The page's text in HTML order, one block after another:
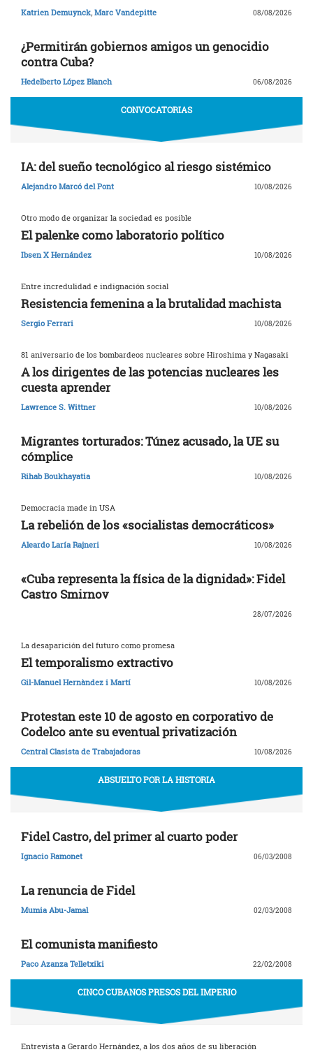
Katrien Demuynck, Marc Vandepitte 08/08/2026
¿Permitirán gobiernos amigos un genocidio
contra Cuba?
Hedelberto López Blanch 06/08/2026
CONVOCATORIAS
IA: del sueño tecnológico al riesgo sistémico
Alejandro Marcó del Pont 10/08/2026
Otro modo de organizar la sociedad es posible
El palenke como laboratorio político
Ibsen X Hernández 10/08/2026
Entre incredulidad e indignación social
Resistencia femenina a la brutalidad machista
Sergio Ferrari 10/08/2026
81 aniversario de los bombardeos nucleares sobre Hiroshima y Nagasaki
A los dirigentes de las potencias nucleares les
cuesta aprender
Lawrence S. Wittner 10/08/2026
Migrantes torturados: Túnez acusado, la UE su
cómplice
Rihab Boukhayatia 10/08/2026
Democracia made in USA
La rebelión de los «socialistas democráticos»
Aleardo Laría Rajneri 10/08/2026
«Cuba representa la física de la dignidad»: Fidel
Castro Smirnov
28/07/2026
La desaparición del futuro como promesa
El temporalismo extractivo
Gil-Manuel Hernàndez i Martí 10/08/2026
Protestan este 10 de agosto en corporativo de
Codelco ante su eventual privatización
Central Clasista de Trabajadoras 10/08/2026
ABSUELTO POR LA HISTORIA
Fidel Castro, del primer al cuarto poder
Ignacio Ramonet 06/03/2008
La renuncia de Fidel
Mumia Abu-Jamal 02/03/2008
El comunista manifiesto
Paco Azanza Telletxiki 22/02/2008
CINCO CUBANOS PRESOS DEL IMPERIO
Entrevista a Gerardo Hernández, a los dos años de su liberación